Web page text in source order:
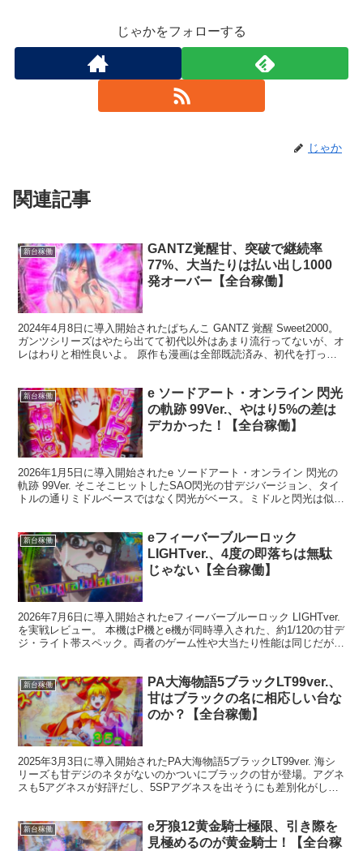
じゃかをフォローする
じゃか
関連記事
新台稼働
GANTZ覚醒甘、突破で継続率
77%、大当たりは払い出し1000
発オーバー【全台稼働】
2024年4月8日に導入開始されたぱちんこ GANTZ 覚醒 Sweet2000。
ガンツシリーズはやたら出てて初代以外はあまり流行ってないが、オ
レはわりと相性良いよ。 原作も漫画は全部既読済み、初代を打って
新台稼働
e ソードアート・オンライン 閃光
の軌跡 99Ver.、やはり5%の差は
デカかった！【全台稼働】
2026年1月5日に導入開始されたe ソードアート・オンライン 閃光の
軌跡 99Ver. そこそこヒットしたSAO閃光の甘デジバージョン、タイ
トルの通りミドルベースではなく閃光がベース。ミドルと閃光は似て
新台稼働
eフィーバーブルーロック
LIGHTver.、4度の即落ちは無駄
じゃない【全台稼働】
2026年7月6日に導入開始されたeフィーバーブルーロック LIGHTver.
を実戦レビュー。 本機はP機とe機が同時導入された、約1/120の甘デ
ジ・ライト帯スペック。両者のゲーム性や大当たり性能は同じだが、
新台稼働
PA大海物語5ブラックLT99ver.、
甘はブラックの名に相応しい台な
のか？【全台稼働】
2025年3月3日に導入開始されたPA大海物語5ブラックLT99ver. 海シ
リーズも甘デジのネタがないのかついにブラックの甘が登場。アグネ
スも5アグネスが好評だし、5SPアグネスを出そうにも差別化がしに
新台稼働
e牙狼12黄金騎士極限、引き際を
見極めるのが黄金騎士！【全台稼